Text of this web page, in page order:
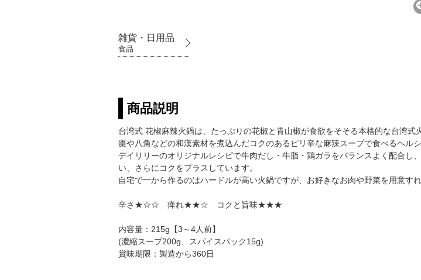
雑貨・日用品
食品
商品説明
台湾式 花椒麻辣火鍋は、たっぷりの花椒と青山椒が食欲をそそる本格的な台湾式
棗や八角などの和漢素材を煮込んだコクのあるピリ辛な麻辣スープで食べるヘルシ
デイリリーのオリジナルレシピで牛肉だし・牛脂・鶏ガラをバランスよく配合し
い、さらにコクをプラスしています。
自宅で一から作るのはハードルが高い火鍋ですが、お好きなお肉や野菜を用意す
辛さ★☆☆ 痺れ★★☆ コクと旨味★★★
内容量：215g【3～4人前】
(濃縮スープ200g、スパイスパック15g)
賞味期限：製造から360日